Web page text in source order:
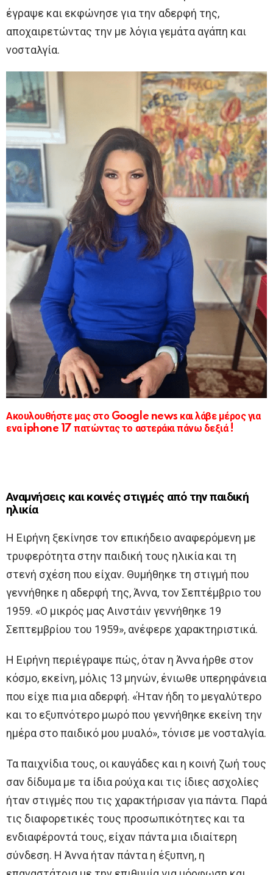
έγραψε και εκφώνησε για την αδερφή της,
αποχαιρετώντας την με λόγια γεμάτα αγάπη και
νοσταλγία.
Ακουλουθήστε μας στο Google news και λάβε μέρος για
ενα iphone 17 πατώντας το αστεράκι πάνω δεξιά !
Αναμνήσεις και κοινές στιγμές από την παιδική
ηλικία
Η Ειρήνη ξεκίνησε τον επικήδειο αναφερόμενη με
τρυφερότητα στην παιδική τους ηλικία και τη
στενή σχέση που είχαν. Θυμήθηκε τη στιγμή που
γεννήθηκε η αδερφή της, Άννα, τον Σεπτέμβριο του
1959. «Ο μικρός μας Αινστάιν γεννήθηκε 19
Σεπτεμβρίου του 1959», ανέφερε χαρακτηριστικά.
Η Ειρήνη περιέγραψε πώς, όταν η Άννα ήρθε στον
κόσμο, εκείνη, μόλις 13 μηνών, ένιωθε υπερηφάνεια
που είχε πια μια αδερφή. «Ήταν ήδη το μεγαλύτερο
και το εξυπνότερο μωρό που γεννήθηκε εκείνη την
ημέρα στο παιδικό μου μυαλό», τόνισε με νοσταλγία.
Τα παιχνίδια τους, οι καυγάδες και η κοινή ζωή τους
σαν δίδυμα με τα ίδια ρούχα και τις ίδιες ασχολίες
ήταν στιγμές που τις χαρακτήρισαν για πάντα. Παρά
τις διαφορετικές τους προσωπικότητες και τα
ενδιαφέροντά τους, είχαν πάντα μια ιδιαίτερη
σύνδεση. Η Άννα ήταν πάντα η έξυπνη, η